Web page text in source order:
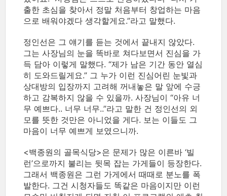
출한 초심을 찾아서 정말 처음부터 창업하는 마음
으로 배워야겠다 생각할게요.”라고 말했다.
정인선은 그 얘기를 듣는 것에서 끝내지 않았다.
그는 사장님의 눈을 똑바로 쳐다보면서 진심을 가
득 담아 이렇게 말했다. “제가 남은 기간 동안 열심
히 도와드릴게요.” 그 누가 이런 진심어린 눈빛과
상대방의 입장까지 고려해 꺼내놓은 말 앞에 수긍
하고 감복하지 않을 수 있을까. 사장님이 “아유 너
무 예쁘다.. 너무 너무..”라고 말한 건 정인선의 외
모를 뜻한 것만은 아니었을 게다. 보는 이들도 그
마음이 너무 예쁘게 보였으니까.
<백종원의 골목식당>은 문제가 많은 이른바 ‘빌
런’으로까지 불리는 뒷목 잡는 가게들이 등장한다.
그래서 백종원은 그런 가게에서 때때로 분노를 폭
발한다. 그건 시청자들도 똑같은 마음이지만 이런